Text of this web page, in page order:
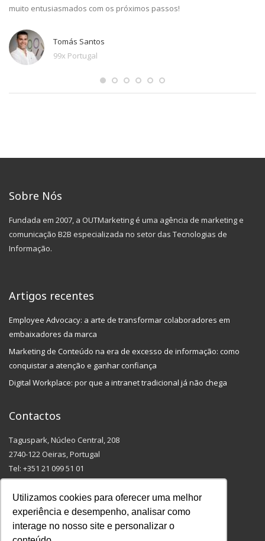
Utilizamos cookies para oferecer uma melhor
experiência e desempenho, analisar como
interage no nosso site e personalizar o
muito entusiasmados com os próximos passos!
Tomás Santos
99x Portugal
Sobre Nós
Fundada em 2007, a OUTMarketing é uma agência de marketing e
comunicação B2B especializada no setor das Tecnologias de
Informação.
Artigos recentes
Employee Advocacy: a arte de transformar colaboradores em
embaixadores da marca
Marketing de Conteúdo na era de excesso de informação: como
conquistar a atenção e ganhar confiança
Digital Workplace: por que a intranet tradicional já não chega
Contactos
Taguspark, Núcleo Central, 208
2740-122 Oeiras, Portugal
Tel: +351 21 099 51 01
(Chamada para a rede fixa nacional)
Email: info@outmarketing.pt